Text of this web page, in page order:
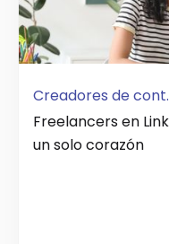
Creadores de cont.
Freelancers en
un solo corazón